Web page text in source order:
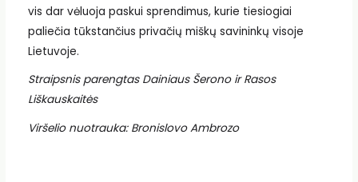
vis dar vėluoja paskui sprendimus, kurie tiesiogiai
paliečia tūkstančius privačių miškų savininkų visoje
Lietuvoje.
Straipsnis parengtas Dainiaus Šerono ir Rasos
Liškauskaitės
Viršelio nuotrauka: Bronislovo Ambrozo